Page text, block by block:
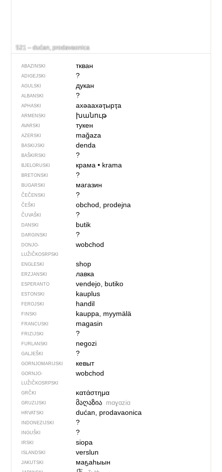
521 – dućan, prodavaonica
ABAZINSKI ткван
ADIGEJSKI ?
AGULSKI дукан
ALBANSKI ?
APHASKI ахәаахәҭырҭа
ARMENSKI խանութ
AVARSKI тукен
AZERSKI mağaza
BASKIJSKI denda
BAŠKIRSKI ?
BJELORUSKI крама• krama
BRETONSKI ?
BUGARSKI магазин
ČEČENSKI ?
ČEŠKI obchod, prodejna
ČUVAŠKI ?
DANSKI butik
DARGINSKI ?
DONJO­
LUŽIČKOSRPSKI
wobchod
ENGLESKI shop
ERZJANSKI лавка
ESPERANTO vendejo, butiko
ESTONSKI kauplus
FEROJSKI handil
FINSKI kauppa, myymälä
FRANCUSKI magasin
FRIZIJSKI ?
FURLANSKI negozi
GALJEŠKI ?
GORNJOMARIJSKI кевыт
GORNJO­
LUŽIČKOSRPSKI
wobchod
GRČKI κατάστημα
GRUZIJSKI მაღაზია mɑɣɑziɑ
HRVATSKI dućan, prodavaonica
INDONEZIJSKI ?
INGUŠKI ?
IRSKI siopa
ISLANDSKI verslun
JAKUTSKI маҕаһыын